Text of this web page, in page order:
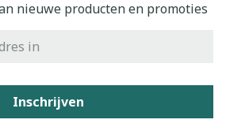
nieuwe producten en promoties
Inschrijven